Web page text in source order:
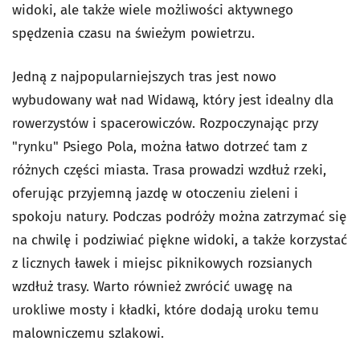
widoki, ale także wiele możliwości aktywnego
spędzenia czasu na świeżym powietrzu.
Jedną z najpopularniejszych tras jest nowo
wybudowany wał nad Widawą, który jest idealny dla
rowerzystów i spacerowiczów. Rozpoczynając przy
"rynku" Psiego Pola, można łatwo dotrzeć tam z
różnych części miasta. Trasa prowadzi wzdłuż rzeki,
oferując przyjemną jazdę w otoczeniu zieleni i
spokoju natury. Podczas podróży można zatrzymać się
na chwilę i podziwiać piękne widoki, a także korzystać
z licznych ławek i miejsc piknikowych rozsianych
wzdłuż trasy. Warto również zwrócić uwagę na
urokliwe mosty i kładki, które dodają uroku temu
malowniczemu szlakowi.